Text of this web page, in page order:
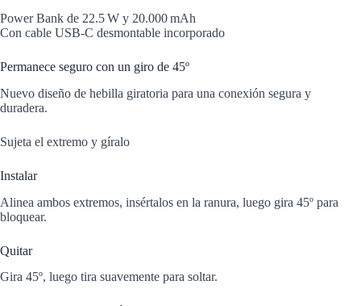
Power Bank de 22.5 W y 20.000 mAh
Con cable USB-C desmontable incorporado
Permanece seguro con un giro de 45º
Nuevo diseño de hebilla giratoria para una conexión segura y
duradera.
Sujeta el extremo y gíralo
Instalar
Alinea ambos extremos, insértalos en la ranura, luego gira 45º para
bloquear.
Quitar
Gira 45º, luego tira suavemente para soltar.